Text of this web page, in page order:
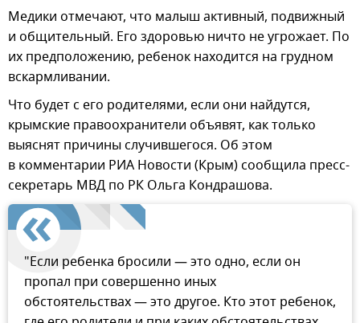
Медики отмечают, что малыш активный, подвижный
и общительный. Его здоровью ничто не угрожает. По
их предположению, ребенок находится на грудном
вскармливании.
Что будет с его родителями, если они найдутся,
крымские правоохранители объявят, как только
выяснят причины случившегося. Об этом
в комментарии РИА Новости (Крым) сообщила пресс-
секретарь МВД по РК Ольга Кондрашова.
"Если ребенка бросили — это одно, если он
пропал при совершенно иных
обстоятельствах — это другое. Кто этот ребенок,